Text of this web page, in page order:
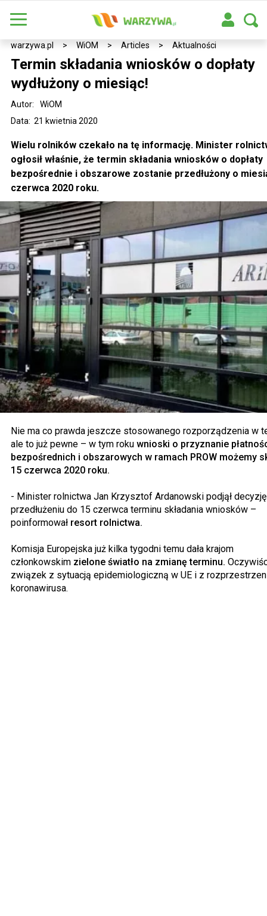
warzywa.pl > WiOM > Articles > Aktualności
Termin składania wniosków o dopłaty
wydłużony o miesiąc!
Data: 21 kwietnia 2020
Autor: WiOM
Wielu rolników czekało na tę informację. Minister
ogłosił właśnie, że termin składania wniosków o dopłaty
bezpośrednie i obszarowe zostanie przedłużony o
czerwca 2020 roku.
Nie ma co prawda jeszcze stosowanego rozporządzenia w
ale to już pewne – w tym roku wnioski o przyznanie
bezpośrednich i obszarowych w ramach PROW możemy
15 czerwca 2020 roku.
- Minister rolnictwa Jan Krzysztof Ardanowski podjął
przedłużeniu do 15 czerwca terminu składania wniosków –
poinformował resort rolnictwa.
Komisja Europejska już kilka tygodni temu dała krajom
członkowskim zielone światło na zmianę terminu.
związek z sytuacją epidemiologiczną w UE i z
koronawirusa.